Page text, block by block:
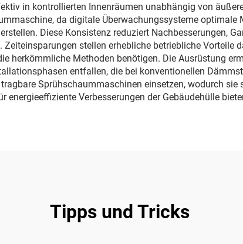
in kontrollierten Innenräumen unabhängig von
da digitale Überwachungssysteme optimale
Diese Konsistenz reduziert Nachbesserungen,
stellen erhebliche betriebliche Vorteile
herkömmliche Methoden benötigen. Die Ausrüstung
entfallen, die bei konventionellen
Sprühschaummaschinen einsetzen, wodurch
Verbesserungen der Gebäudehülle
Tipps und Tricks